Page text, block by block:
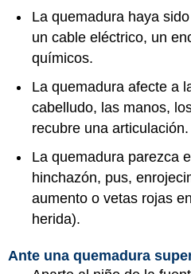
La quemadura haya
un cable eléctrico, un
químicos.
La quemadura afecte a
cabelludo, las manos,
recubre una articulación.
La quemadura parezca
hinchazón, pus,
aumento o vetas rojas
herida).
Ante una quemadura